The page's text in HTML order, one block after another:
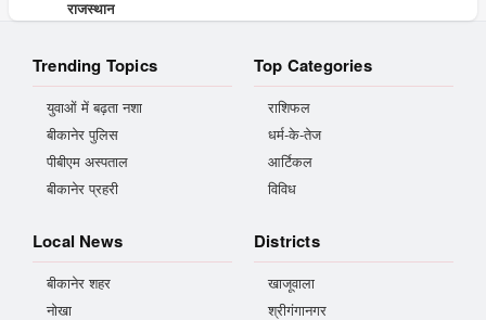
राजस्थान
Trending Topics
युवाओं में बढ़ता नशा
बीकानेर पुलिस
पीबीएम अस्पताल
बीकानेर प्रहरी
Top Categories
राशिफल
धर्म-के-तेज
आर्टिकल
विविध
Local News
बीकानेर शहर
नोखा
Districts
खाजूवाला
श्रीगंगानगर